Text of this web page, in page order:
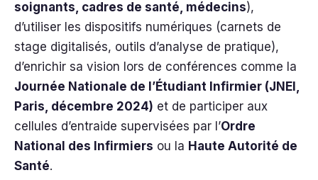
soignants, cadres de santé, médecins),
d’utiliser les dispositifs numériques (carnets de
stage digitalisés, outils d’analyse de pratique),
d’enrichir sa vision lors de conférences comme la
Journée Nationale de l’Étudiant Infirmier (JNEI,
Paris, décembre 2024) et de participer aux
cellules d’entraide supervisées par l’Ordre
National des Infirmiers ou la Haute Autorité de
Santé.